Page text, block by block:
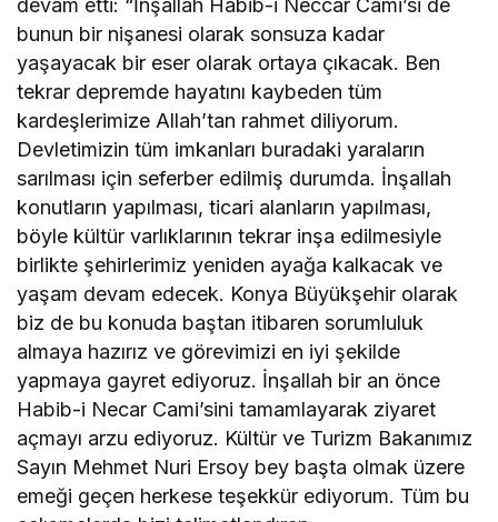
devam etti: “İnşallah Habib-i Neccar Cami’si de
bunun bir nişanesi olarak sonsuza kadar
yaşayacak bir eser olarak ortaya çıkacak. Ben
tekrar depremde hayatını kaybeden tüm
kardeşlerimize Allah’tan rahmet diliyorum.
Devletimizin tüm imkanları buradaki yaraların
sarılması için seferber edilmiş durumda. İnşallah
konutların yapılması, ticari alanların yapılması,
böyle kültür varlıklarının tekrar inşa edilmesiyle
birlikte şehirlerimiz yeniden ayağa kalkacak ve
yaşam devam edecek. Konya Büyükşehir olarak
biz de bu konuda baştan itibaren sorumluluk
almaya hazırız ve görevimizi en iyi şekilde
yapmaya gayret ediyoruz. İnşallah bir an önce
Habib-i Necar Cami’sini tamamlayarak ziyaret
açmayı arzu ediyoruz. Kültür ve Turizm Bakanımız
Sayın Mehmet Nuri Ersoy bey başta olmak üzere
emeği geçen herkese teşekkür ediyorum. Tüm bu